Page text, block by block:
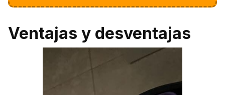
Ventajas y desventajas